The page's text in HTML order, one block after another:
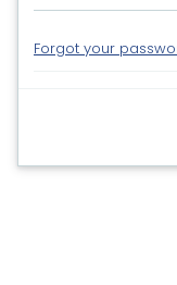
Forgot your